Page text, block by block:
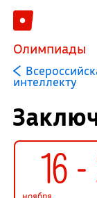
Олимпиады
интеллекту
16